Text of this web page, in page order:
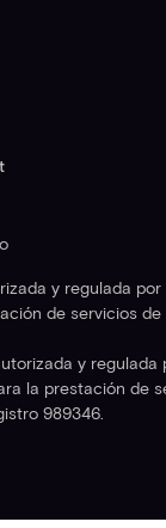
y regulada
de servicios de
y regulada
la prestación de
989346.